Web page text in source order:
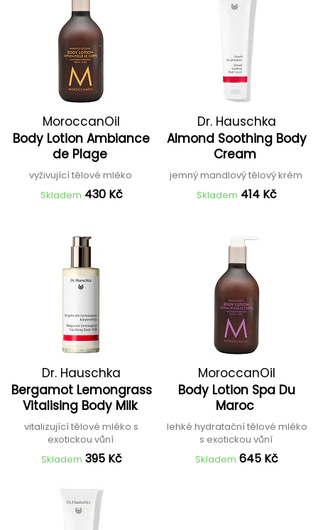
MoroccanOil
Body Lotion Ambiance
de Plage
vyživující tělové mléko
Skladem 430 Kč
Dr. Hauschka
Almond Soothing Body
Cream
jemný mandlový tělový krém
Skladem 414 Kč
Dr. Hauschka
Bergamot Lemongrass
Vitalising Body Milk
vitalizující tělové mléko s
exotickou vůní
Skladem 395 Kč
MoroccanOil
Body Lotion Spa Du
Maroc
lehké hydratační tělové mléko
s exotickou vůní
Skladem 645 Kč